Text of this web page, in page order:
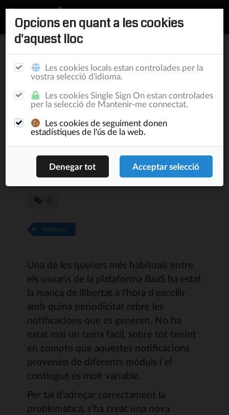
Inici / Publicacions
Preparat el primer
tast de l'API Elephant
Mail
New & Noteworthy
Lluís Turró Cutiller 20.503
elephant
Una de les queixes més habituals entre
els usuaris de la plataforma BaaS ha estat
la manca de llibertat a l'hora d'escollir
amb quina periodicitat rebre les
notificacions que es generen. No ha
estat mai un tema fàcil, sobre tot tenint
en compte que aquestes notificacions
provenen de diferents mòduls i el
contingut és molt variable.
Per tal d'adreçar correctament la
problemàtica, s'ha creat una nova
Opcions en quant a les cookies
d'aquest lloc
Les cookies locals estan controlades per la
vostra selecció d'idioma.
Les cookies Single Sign On estan controlades
per la selecció de Mantenir-me connectat.
Les cookies de seguiment donen
estadístiques de l'ús de la web.